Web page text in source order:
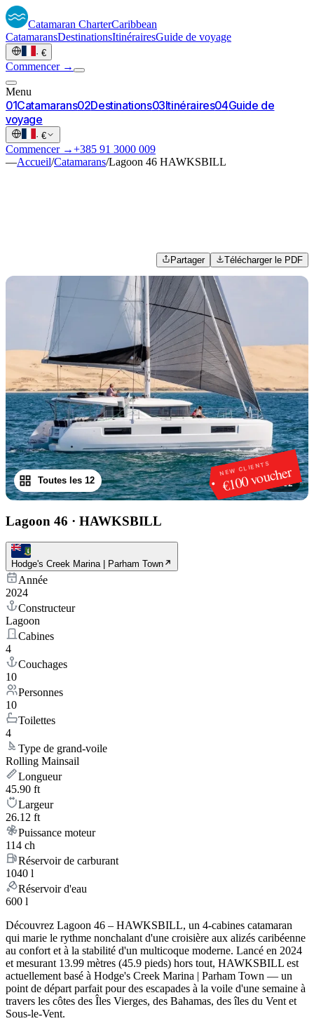
Catamaran CharterCaribbean
CatamaransDestinationsItinérairesGuide de voyage
· €
Commencer →
Menu
01Catamarans02Destinations03Itinéraires04Guide de
voyage
· €
Commencer →+385 91 3000 009
—Accueil/Catamarans/Lagoon 46 HAWKSBILL
Partager Télécharger le PDF
NEW CLIENTS
€100 voucher
1/12
Toutes les 12
Lagoon 46 · HAWKSBILL
Hodge's Creek Marina | Parham Town
Année
2024
Constructeur
Lagoon
Cabines
4
Couchages
10
Personnes
10
Toilettes
4
Type de grand-voile
Rolling Mainsail
Longueur
45.90 ft
Largeur
26.12 ft
Puissance moteur
114 ch
Réservoir de carburant
1040 l
Réservoir d'eau
600 l
Découvrez Lagoon 46 – HAWKSBILL, un 4-cabines catamaran
qui marie le rythme nonchalant d'une croisière aux alizés caribéenne
au confort et à la stabilité d'un multicoque moderne. Lancé en 2024
et mesurant 13.99 mètres (45.9 pieds) hors tout, HAWKSBILL est
actuellement basé à Hodge's Creek Marina | Parham Town — un
point de départ parfait pour des escapades à la voile d'une semaine à
travers les côtes des Îles Vierges, des Bahamas, des îles du Vent et
Sous-le-Vent.